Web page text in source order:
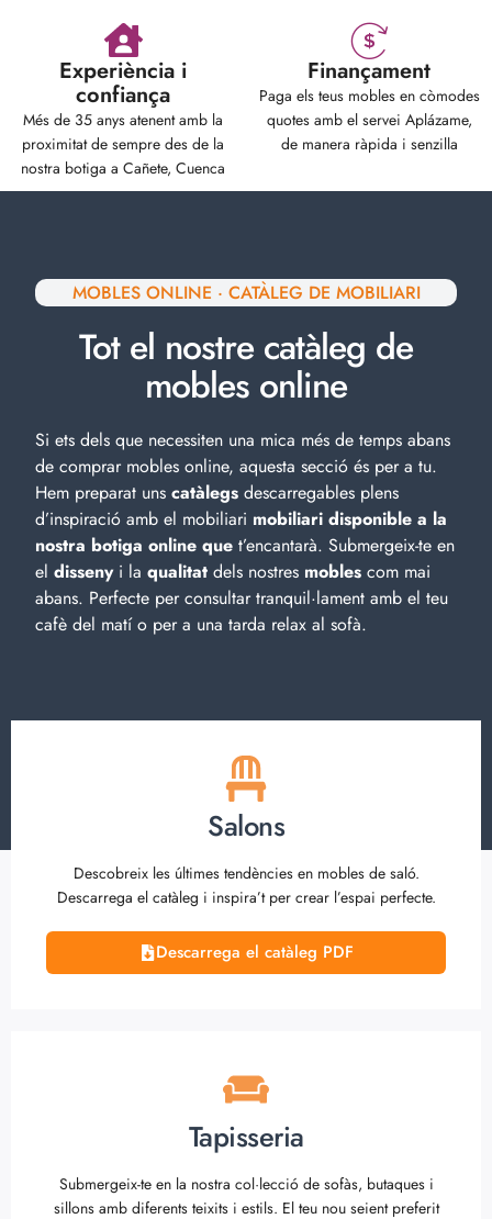
Experiència i
confiança
Més de 35 anys atenent amb la
proximitat de sempre des de la
nostra botiga a Cañete, Cuenca
Finançament
Paga els teus mobles en còmodes
quotes amb el servei Aplázame,
de manera ràpida i senzilla
MOBLES ONLINE · CATÀLEG DE MOBILIARI
Tot el nostre catàleg de
mobles online
Si ets dels que necessiten una mica més de temps abans
de comprar mobles online, aquesta secció és per a tu.
Hem preparat uns catàlegs descarregables plens
d’inspiració amb el mobiliari mobiliari disponible a la
nostra botiga online que t’encantarà. Submergeix-te en
el dissenyi la qualitat dels nostres mobles com mai
abans. Perfecte per consultar tranquil·lament amb el teu
cafè del matí o per a una tarda relax al sofà.
Salons
Descobreix les últimes tendències en mobles de saló.
Descarrega el catàleg i inspira’t per crear l’espai perfecte.
Descarrega el catàleg PDF
Tapisseria
Submergeix-te en la nostra col·lecció de sofàs, butaques i
sillons amb diferents teixits i estils. El teu nou seient preferit